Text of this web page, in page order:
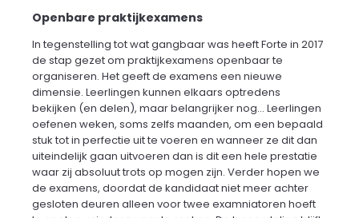
Openbare praktijkexamens
In tegenstelling tot wat gangbaar was heeft Forte in 2017
de stap gezet om praktijkexamens openbaar te
organiseren. Het geeft de examens een nieuwe
dimensie. Leerlingen kunnen elkaars optredens
bekijken (en delen), maar belangrijker nog... Leerlingen
oefenen weken, soms zelfs maanden, om een bepaald
stuk tot in perfectie uit te voeren en wanneer ze dit dan
uiteindelijk gaan uitvoeren dan is dit een hele prestatie
waar zij absoluut trots op mogen zijn. Verder hopen we
de examens, doordat de kandidaat niet meer achter
gesloten deuren alleen voor twee examniatoren hoeft